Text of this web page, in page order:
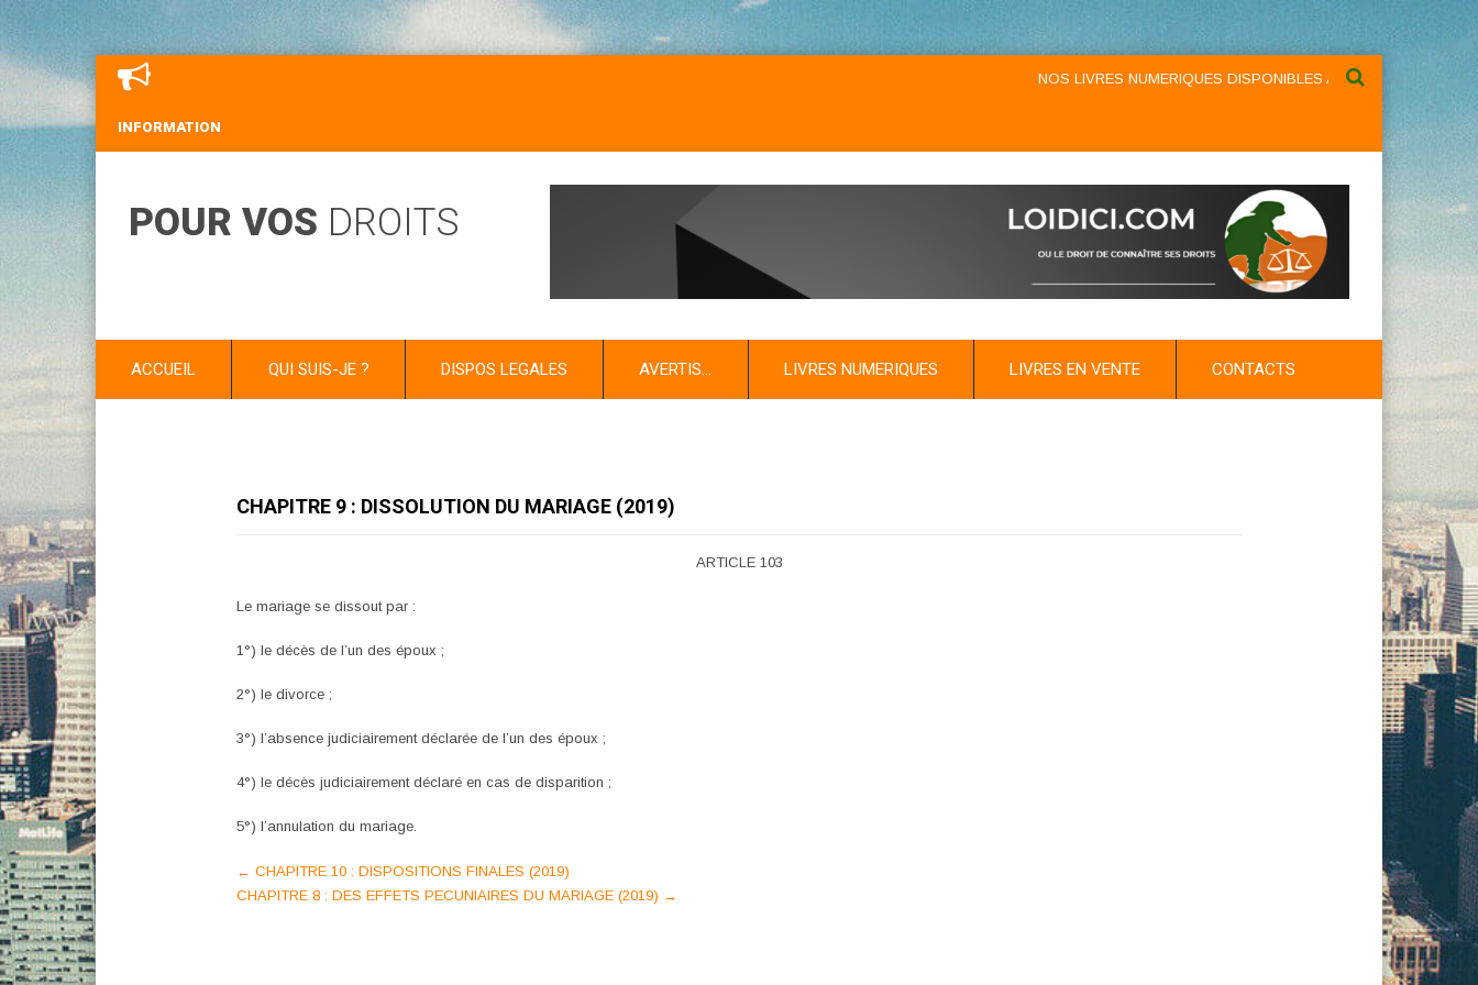
INFORMATION
NOS LIVRES NUMERIQUES DISPONIBLES AU NIVEAU DU MENU
POUR VOS DROITS
ACCUEIL QUI SUIS-JE ? DISPOS LEGALES AVERTIS… LIVRES NUMERIQUES LIVRES EN VENTE CONTACTS
CHAPITRE 9 : DISSOLUTION DU MARIAGE (2019)
ARTICLE 103
Le mariage se dissout par :
1°) le décès de l’un des époux ;
2°) le divorce ;
3°) l’absence judiciairement déclarée de l’un des époux ;
4°) le décès judiciairement déclaré en cas de disparition ;
5°) l’annulation du mariage.
Post
navigation
← CHAPITRE 10 : DISPOSITIONS FINALES (2019)
CHAPITRE 8 : DES EFFETS PECUNIAIRES DU MARIAGE (2019) →